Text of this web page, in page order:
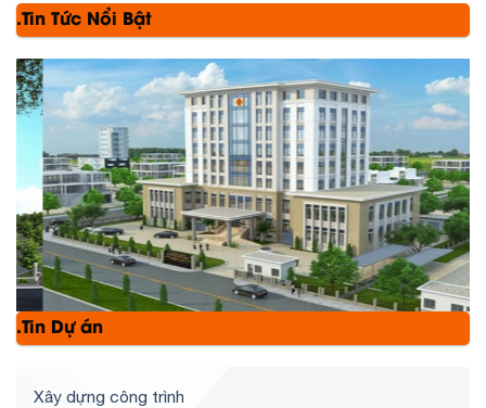
.Tin Tức Nổi Bật
.Tin Dự án
Xây dựng công trình